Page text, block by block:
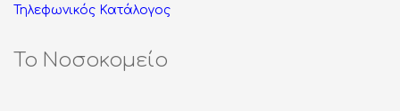
Τηλεφωνικός Κατάλογος
Το Νοσοκομείο